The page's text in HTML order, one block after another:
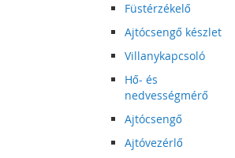
Füstérzékelő
Ajtócsengő készlet
Villanykapcsoló
Hő- és
nedvességmérő
Ajtócsengő
Ajtóvezérlő